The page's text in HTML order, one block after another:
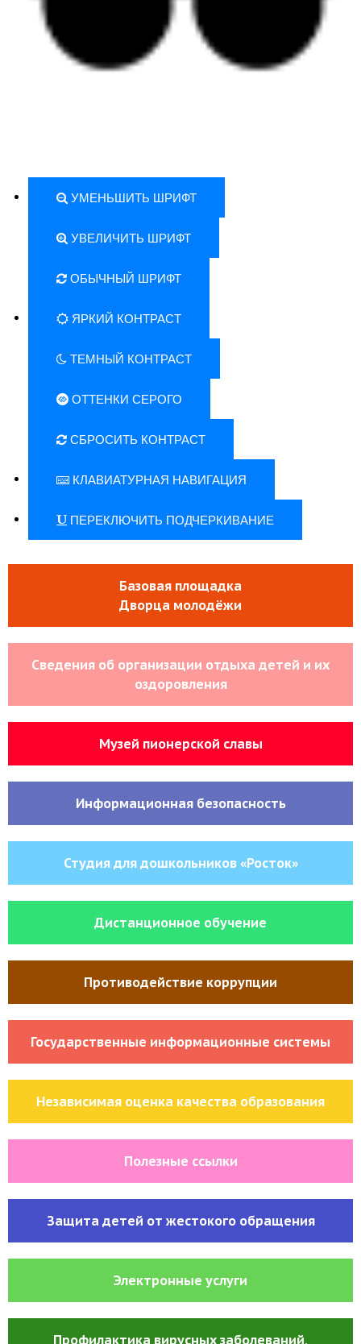
УМЕНЬШИТЬ ШРИФТ
УВЕЛИЧИТЬ ШРИФТ
ОБЫЧНЫЙ ШРИФТ
ЯРКИЙ КОНТРАСТ
ТЕМНЫЙ КОНТРАСТ
ОТТЕНКИ СЕРОГО
СБРОСИТЬ КОНТРАСТ
КЛАВИАТУРНАЯ НАВИГАЦИЯ
ПЕРЕКЛЮЧИТЬ ПОДЧЕРКИВАНИЕ
Базовая площадка
Дворца молодёжи
Сведения об организации отдыха детей и их
оздоровления
Музей пионерской славы
Информационная безопасность
Студия для дошкольников «Росток»
Дистанционное обучение
Противодействие коррупции
Государственные информационные системы
Независимая оценка качества образования
Полезные ссылки
Защита детей от жестокого обращения
Электронные услуги
Профилактика вирусных заболеваний,